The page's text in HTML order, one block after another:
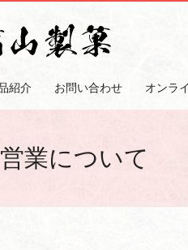
紹介 お問い合わせ オンラ
業について